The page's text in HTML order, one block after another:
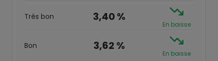
Très bon 3,40 %
En baisse
Bon 3,62 %
En baisse